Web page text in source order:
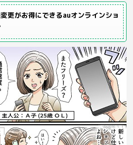
更がお得にできるauオンラインショ